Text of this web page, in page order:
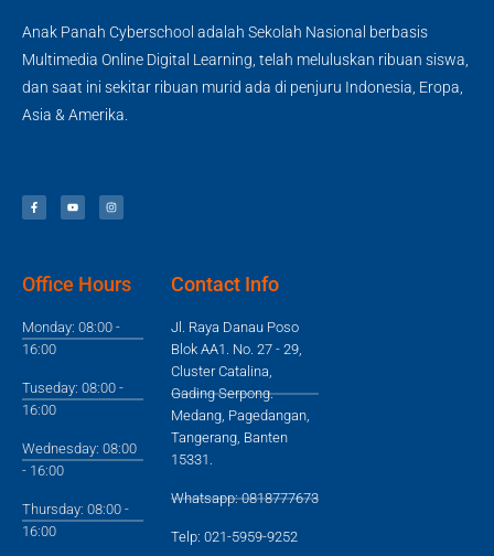
Anak Panah Cyberschool adalah Sekolah Nasional berbasis
Multimedia Online Digital Learning, telah meluluskan ribuan siswa,
dan saat ini sekitar ribuan murid ada di penjuru Indonesia, Eropa,
Asia & Amerika.
Office Hours
Monday: 08:00 -
16:00
Tuseday: 08:00 -
16:00
Wednesday: 08:00
- 16:00
Thursday: 08:00 -
16:00
Contact Info
Jl. Raya Danau Poso
Blok AA1. No. 27 - 29,
Cluster Catalina,
Gading Serpong.
Medang, Pagedangan,
Tangerang, Banten
15331.
Whatsapp: 0818777673
Telp: 021-5959-9252